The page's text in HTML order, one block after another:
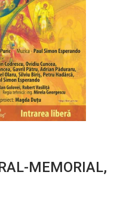
MEMORIAL,